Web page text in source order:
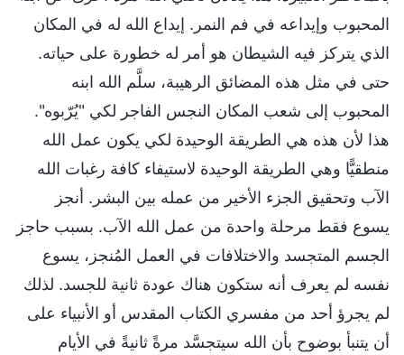
المحبوب وإيداعه في فم النمر. إيداع الله له في المكان
الذي يتركز فيه الشيطان هو أمر له خطورة على حياته.
حتى في مثل هذه المضائق الرهيبة، سلَّم الله ابنه
المحبوب إلى شعب المكان النجس الفاجر لكي "يُرّبوه".
هذا لأن هذه هي الطريقة الوحيدة لكي يكون عمل الله
منطقيًّا وهي الطريقة الوحيدة لاستيفاء كافة رغبات الله
الآب وتحقيق الجزء الأخير من عمله بين البشر. أنجز
يسوع فقط مرحلة واحدة من عمل الله الآب. بسبب حاجز
الجسم المتجسد والاختلافات في العمل المُنجز، يسوع
نفسه لم يعرف أنه ستكون هناك عودة ثانية للجسد. لذلك
لم يجرؤ أحد من مفسري الكتاب المقدس أو الأنبياء على
أن يتنبأ بوضوح بأن الله سيتجسَّد مرةً ثانيةً في الأيام